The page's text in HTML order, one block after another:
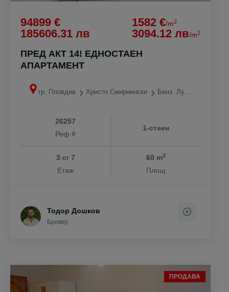
94899 €
185606.31 лв
1582 €/m2
3094.12 лв/m2
ПРЕД АКТ 14! ЕДНОСТАЕН
АПАРТАМЕНТ
гр. Пловдив Христо Смирненски Бенз. Лукойл
26257
Реф #
1-стаен
3 от7
Етаж
60 m2
Площ
Тодор Дошков
Брокер
ПРОДАВА